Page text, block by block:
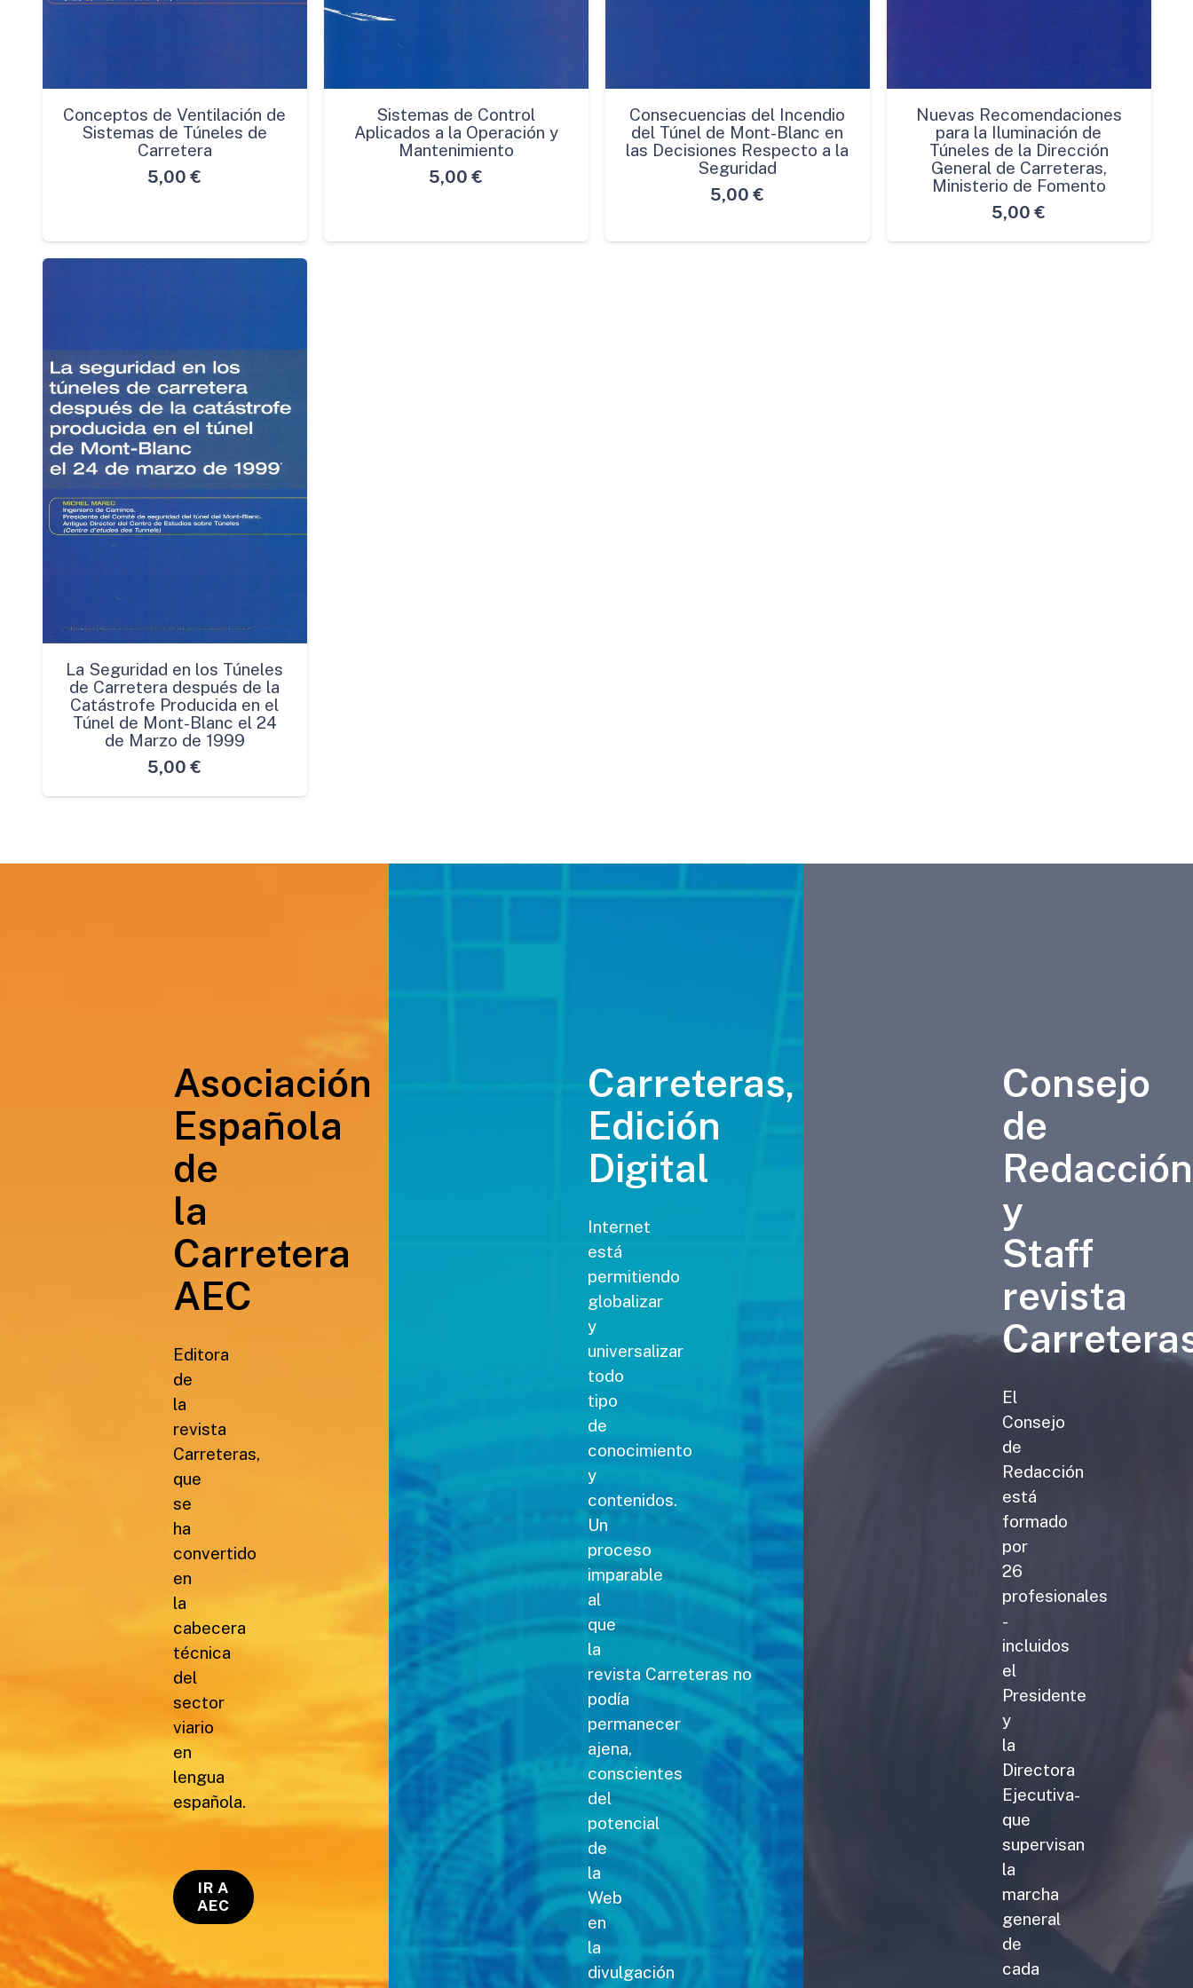
Conceptos de Ventilación de
Sistemas de Túneles de
Carretera
5,00 €
Sistemas de Control
Aplicados a la Operación y
Mantenimiento
5,00 €
Consecuencias del Incendio
del Túnel de Mont-Blanc en
las Decisiones Respecto a la
Seguridad
5,00 €
Nuevas Recomendaciones
para la Iluminación de
Túneles de la Dirección
General de Carreteras,
Ministerio de Fomento
5,00 €
La Seguridad en los Túneles
de Carretera después de la
Catástrofe Producida en el
Túnel de Mont-Blanc el 24
de Marzo de 1999
5,00 €
Asociación
Española
de
la
Carretera
AEC
Editora
de
la
revista
Carreteras,
que
se
ha
convertido
en
la
cabecera
técnica
del
sector
viario
en
lengua
española.
IR A
AEC
Carreteras,
Edición
Digital
Internet
está
permitiendo
globalizar
y
universalizar
todo
tipo
de
conocimiento
y
contenidos.
Un
proceso
imparable
al
que
la
revista Carreteras no
podía
permanecer
ajena,
conscientes
del
potencial
de
la
Web
en
la
divulgación
Consejo
de
Redacción
y
Staff
revista
El
Consejo
de
Redacción
está
formado
por
26
profesionales
-
incluidos
el
Presidente
y
la
Directora
Ejecutiva-
que
supervisan
la
marcha
general
de
cada